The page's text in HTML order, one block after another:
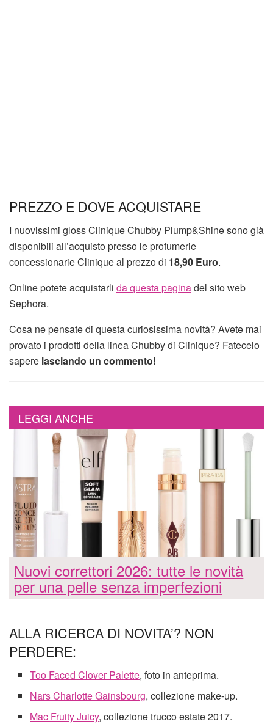
PREZZO E DOVE ACQUISTARE
I nuovissimi gloss Clinique Chubby Plump&Shine sono già
disponibili all’acquisto presso le profumerie
concessionarie Clinique al prezzo di 18,90 Euro.
Online potete acquistarli da questa paginadel sito web
Sephora.
Cosa ne pensate di questa curiosissima novità? Avete mai
provato i prodotti della linea Chubby di Clinique? Fatecelo
sapere lasciando un commento!
LEGGI ANCHE
Nuovi correttori 2026: tutte le novità
per una pelle senza imperfezioni
ALLA RICERCA DI NOVITA’? NON
PERDERE:
Too Faced Clover Palette, foto in anteprima.
Nars Charlotte Gainsbourg, collezione make-up.
Mac Fruity Juicy, collezione trucco estate 2017.